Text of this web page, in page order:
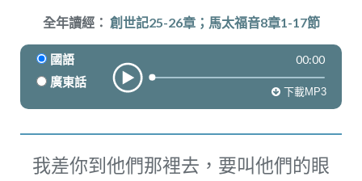
全年讀經： 創世記25-26章；馬太福音8章1-17節
國語
廣東話
00:00
下載MP3
我差你到他們那裡去，要叫他們的眼